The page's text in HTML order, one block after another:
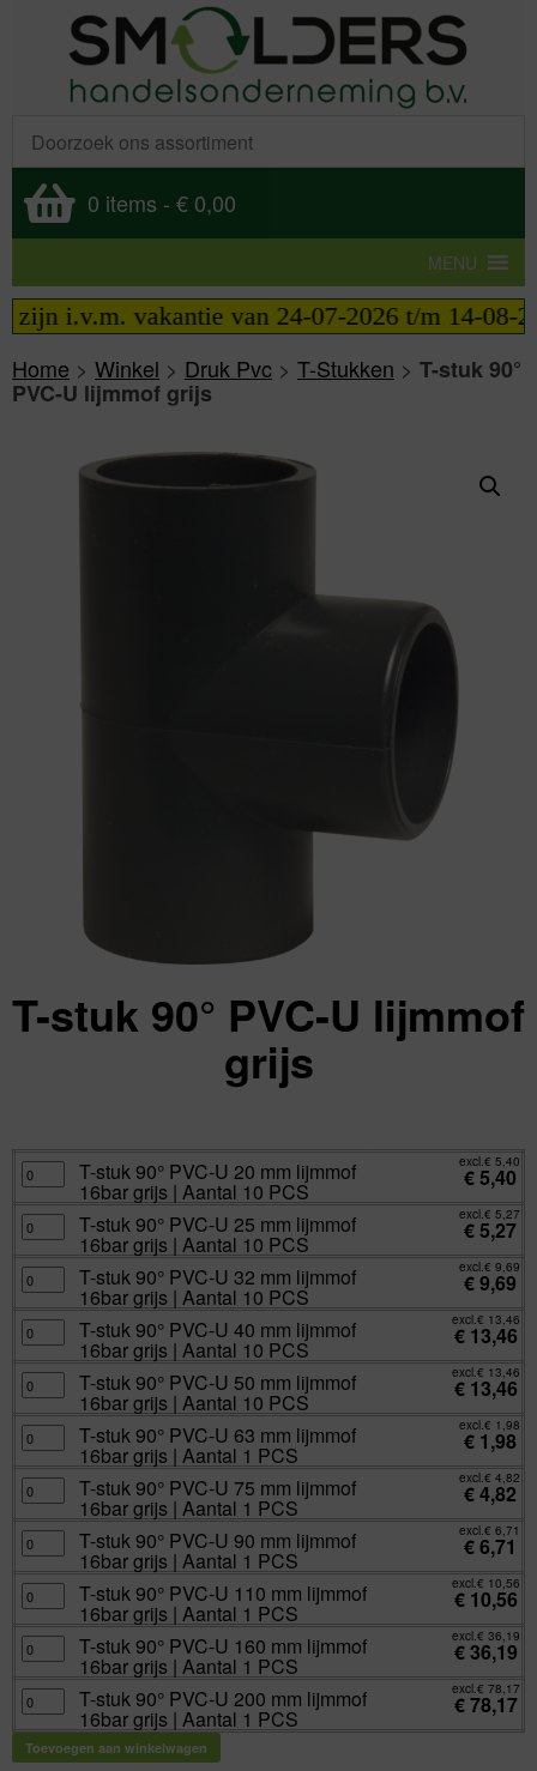
0 items - € 0,00
MENU
vakantie van 24-07-2026 t/m 14-08-2026
Home > Winkel > Druk Pvc > T-Stukken > T-stuk 90°
PVC-U lijmmof grijs
T-stuk 90° PVC-U lijmmof
grijs
T-
stuk
90°
U
20
mm
16bar
grijs
|
10
PCS
aantal
T-stuk 90° PVC-U 20 mm lijmmof
16bar grijs | Aantal 10 PCS
excl.€ 5,40
€5,40
T-
stuk
90°
U
25
mm
16bar
grijs
|
10
PCS
aantal
T-stuk 90° PVC-U 25 mm lijmmof
16bar grijs | Aantal 10 PCS
excl.€ 5,27
€5,27
T-
stuk
90°
U
32
mm
16bar
grijs
|
10
PCS
aantal
T-stuk 90° PVC-U 32 mm lijmmof
16bar grijs | Aantal 10 PCS
excl.€ 9,69
€9,69
T-
stuk
90°
U
40
mm
16bar
grijs
|
10
PCS
aantal
T-stuk 90° PVC-U 40 mm lijmmof
16bar grijs | Aantal 10 PCS
excl.€ 13,46
€ 13,46
T-
stuk
90°
U
50
mm
16bar
grijs
|
10
PCS
aantal
T-stuk 90° PVC-U 50 mm lijmmof
16bar grijs | Aantal 10 PCS
excl.€ 13,46
€ 13,46
T-
stuk
90°
U
63
mm
16bar
grijs
|
1
PCS
aantal
T-stuk 90° PVC-U 63 mm lijmmof
16bar grijs | Aantal 1 PCS
excl.€ 1,98
€ 1,98
T-
stuk
90°
U
75
mm
16bar
grijs
|
1
PCS
aantal
T-stuk 90° PVC-U 75 mm lijmmof
16bar grijs | Aantal 1 PCS
excl.€ 4,82
€4,82
T-
stuk
90°
U
90
mm
16bar
grijs
|
1
PCS
aantal
T-stuk 90° PVC-U 90 mm lijmmof
16bar grijs | Aantal 1 PCS
excl.€ 6,71
€6,71
T-
stuk
90°
U
110
mm
16bar
grijs
|
Aantal
1
PCS
T-stuk 90° PVC-U 110 mm lijmmof
16bar grijs | Aantal 1 PCS
excl.€ 10,56
€ 10,56
T-
stuk
90°
U
160
mm
lijmmof
16bar
grijs
T-stuk 90° PVC-U 160 mm lijmmof
16bar grijs | Aantal 1 PCS
excl.€ 36,19
€36,19
T-
stuk
90°
PVC-
U
200
T-stuk 90° PVC-U 200 mm lijmmof
16bar grijs | Aantal 1 PCS
excl.€ 78,17
€78,17
Toevoegen aan winkelwagen